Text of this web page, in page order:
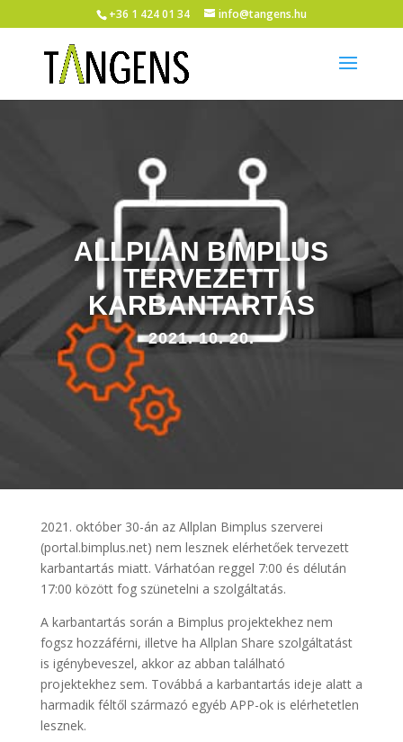
+36 1 424 01 34 info@tangens.hu
ALLPLAN BIMPLUS
TERVEZETT
KARBANTARTÁS
2021. 10. 20.
2021. október 30-án az Allplan Bimplus szerverei
(portal.bimplus.net) nem lesznek elérhetőek tervezett
karbantartás miatt. Várhatóan reggel 7:00 és délután
17:00 között fog szünetelni a szolgáltatás.
A karbantartás során a Bimplus projektekhez nem
fogsz hozzáférni, illetve ha Allplan Share szolgáltatást
is igénybeveszel, akkor az abban található
projektekhez sem. Továbbá a karbantartás ideje alatt a
harmadik féltől származó egyéb APP-ok is elérhetetlen
lesznek.